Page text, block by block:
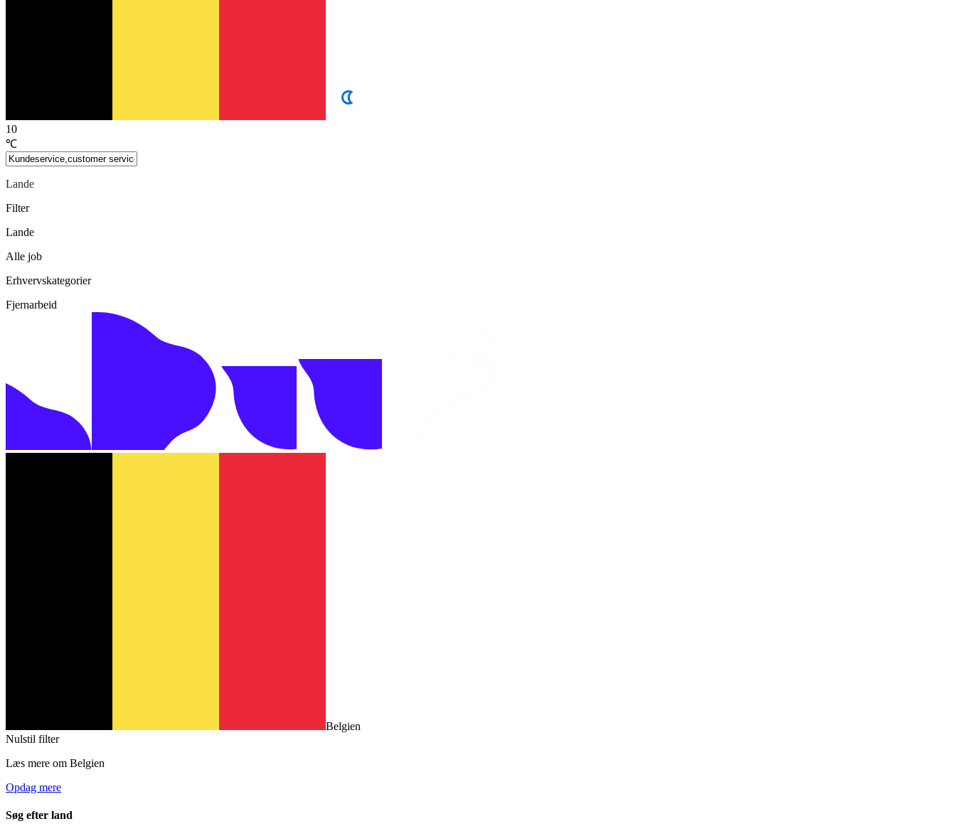
10
℃
Lande
Filter
Lande
Alle job
Erhvervskategorier
Fjernarbeid
Belgien
Nulstil filter
Læs mere om Belgien
Opdag mere
Søg efter land